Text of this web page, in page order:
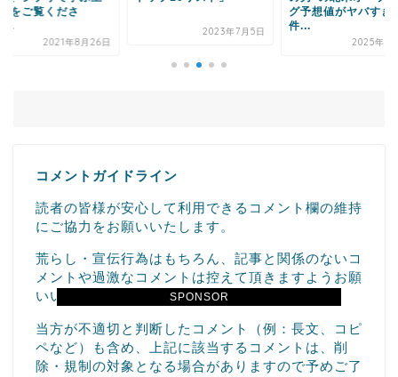
SPONSOR
「コミケ行ったのマ
で...
2023年8
コメントガイドライン
読者の皆様が安心して利用できるコメント欄の維持
にご協力をお願いいたします。
荒らし・宣伝行為はもちろん、記事と関係のないコ
メントや過激なコメントは控えて頂きますようお願
いいたします。
当方が不適切と判断したコメント（例：長文、コピ
ペなど）も含め、上記に該当するコメントは、削
除・規制の対象となる場合がありますので予めご了